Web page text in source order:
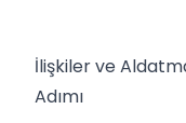
İlişkiler ve
Adımı